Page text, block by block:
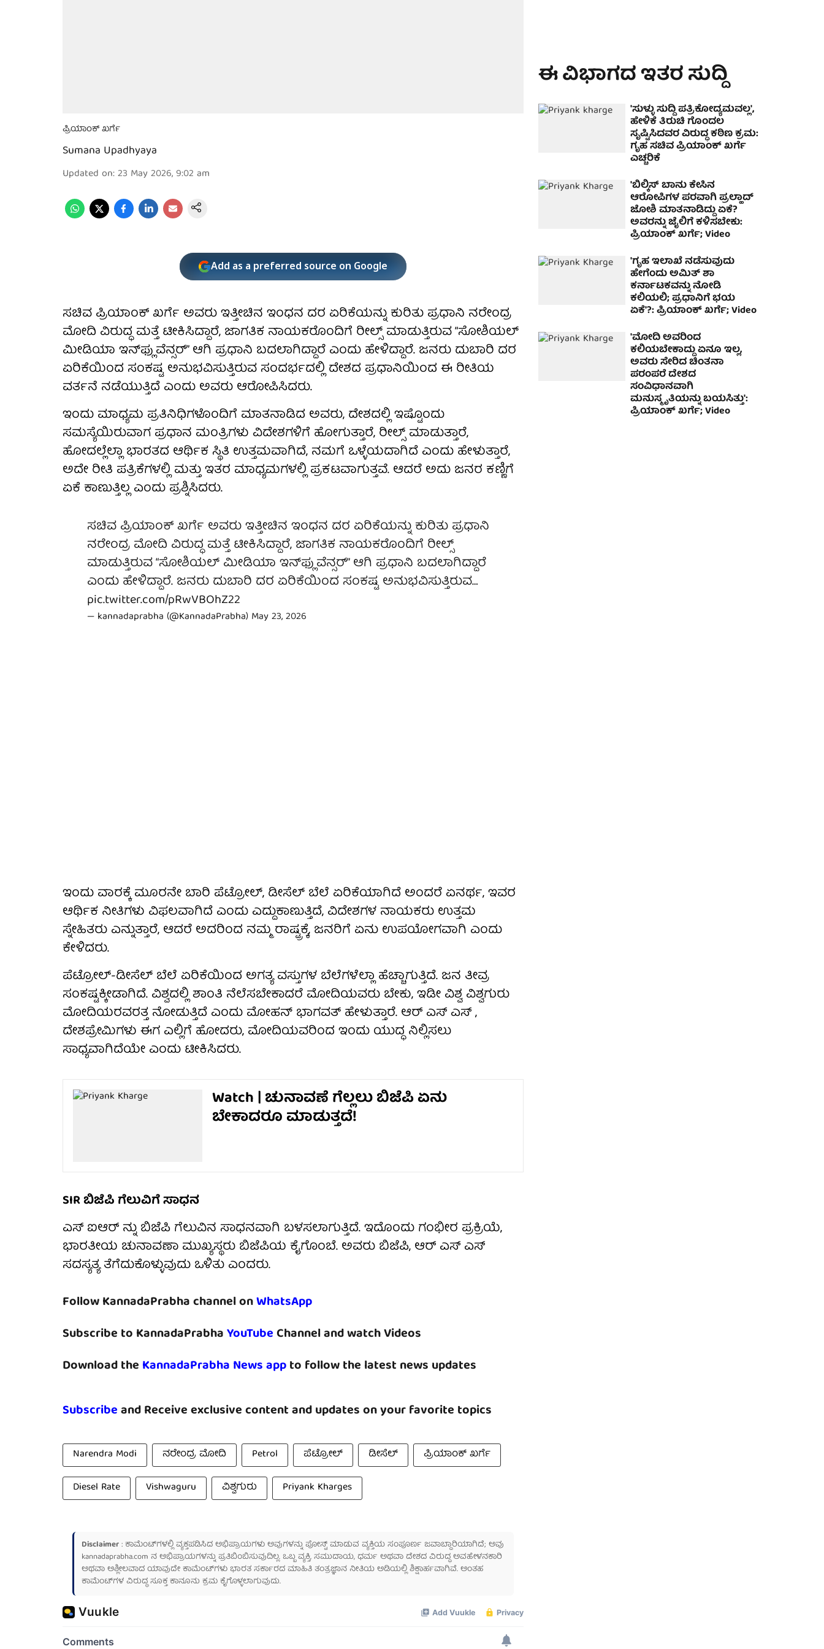
ಪ್ರಿಯಾಂಕ್ ಖರ್ಗೆ
Sumana Upadhyaya
Updated on:23 May 2026, 9:02 am
Add as a preferred source on Google
ಸಚಿವ ಪ್ರಿಯಾಂಕ್ ಖರ್ಗೆ ಅವರು ಇತ್ತೀಚಿನ ಇಂಧನ ದರ ಏರಿಕೆಯನ್ನು ಕುರಿತು ಪ್ರಧಾನಿ ನರೇಂದ್ರ
ಮೋದಿ ವಿರುದ್ಧ ಮತ್ತೆ ಟೀಕಿಸಿದ್ದಾರೆ, ಜಾಗತಿಕ ನಾಯಕರೊಂದಿಗೆ ರೀಲ್ಸ್ ಮಾಡುತ್ತಿರುವ “ಸೋಶಿಯಲ್
ಮೀಡಿಯಾ ಇನ್‌ಫ್ಲುವೆನ್ಸರ್” ಆಗಿ ಪ್ರಧಾನಿ ಬದಲಾಗಿದ್ದಾರೆ ಎಂದು ಹೇಳಿದ್ದಾರೆ. ಜನರು ದುಬಾರಿ ದರ
ಏರಿಕೆಯಿಂದ ಸಂಕಷ್ಟ ಅನುಭವಿಸುತ್ತಿರುವ ಸಂದರ್ಭದಲ್ಲಿ ದೇಶದ ಪ್ರಧಾನಿಯಿಂದ ಈ ರೀತಿಯ
ವರ್ತನೆ ನಡೆಯುತ್ತಿದೆ ಎಂದು ಅವರು ಆರೋಪಿಸಿದರು.
ಇಂದು ಮಾಧ್ಯಮ ಪ್ರತಿನಿಧಿಗಳೊಂದಿಗೆ ಮಾತನಾಡಿದ ಅವರು, ದೇಶದಲ್ಲಿ ಇಷ್ಟೊಂದು
ಸಮಸ್ಯೆಯಿರುವಾಗ ಪ್ರಧಾನ ಮಂತ್ರಿಗಳು ವಿದೇಶಗಳಿಗೆ ಹೋಗುತ್ತಾರೆ, ರೀಲ್ಸ್ ಮಾಡುತ್ತಾರೆ,
ಹೋದಲ್ಲೆಲ್ಲಾ ಭಾರತದ ಆರ್ಥಿಕ ಸ್ಥಿತಿ ಉತ್ತಮವಾಗಿದೆ, ನಮಗೆ ಒಳ್ಳೆಯದಾಗಿದೆ ಎಂದು ಹೇಳುತ್ತಾರೆ,
ಅದೇ ರೀತಿ ಪತ್ರಿಕೆಗಳಲ್ಲಿ ಮತ್ತು ಇತರ ಮಾಧ್ಯಮಗಳಲ್ಲಿ ಪ್ರಕಟವಾಗುತ್ತವೆ. ಆದರೆ ಅದು ಜನರ ಕಣ್ಣಿಗೆ
ಏಕೆ ಕಾಣುತ್ತಿಲ್ಲ ಎಂದು ಪ್ರಶ್ನಿಸಿದರು.
ಸಚಿವ ಪ್ರಿಯಾಂಕ್ ಖರ್ಗೆ ಅವರು ಇತ್ತೀಚಿನ ಇಂಧನ ದರ ಏರಿಕೆಯನ್ನು ಕುರಿತು ಪ್ರಧಾನಿ
ನರೇಂದ್ರ ಮೋದಿ ವಿರುದ್ಧ ಮತ್ತೆ ಟೀಕಿಸಿದ್ದಾರೆ, ಜಾಗತಿಕ ನಾಯಕರೊಂದಿಗೆ ರೀಲ್ಸ್
ಮಾಡುತ್ತಿರುವ “ಸೋಶಿಯಲ್ ಮೀಡಿಯಾ ಇನ್‌ಫ್ಲುವೆನ್ಸರ್” ಆಗಿ ಪ್ರಧಾನಿ ಬದಲಾಗಿದ್ದಾರೆ
ಎಂದು ಹೇಳಿದ್ದಾರೆ. ಜನರು ದುಬಾರಿ ದರ ಏರಿಕೆಯಿಂದ ಸಂಕಷ್ಟ ಅನುಭವಿಸುತ್ತಿರುವ…
pic.twitter.com/pRwVBOhZ22
— kannadaprabha (@KannadaPrabha) May 23, 2026
ಇಂದು ವಾರಕ್ಕೆ ಮೂರನೇ ಬಾರಿ ಪೆಟ್ರೋಲ್, ಡೀಸೆಲ್ ಬೆಲೆ ಏರಿಕೆಯಾಗಿದೆ ಅಂದರೆ ಏನರ್ಥ, ಇವರ
ಆರ್ಥಿಕ ನೀತಿಗಳು ವಿಫಲವಾಗಿದೆ ಎಂದು ಎದ್ದುಕಾಣುತ್ತಿದೆ, ವಿದೇಶಗಳ ನಾಯಕರು ಉತ್ತಮ
ಸ್ನೇಹಿತರು ಎನ್ನುತ್ತಾರೆ, ಆದರೆ ಅದರಿಂದ ನಮ್ಮ ರಾಷ್ಟ್ರಕ್ಕೆ, ಜನರಿಗೆ ಏನು ಉಪಯೋಗವಾಗಿ ಎಂದು
ಕೇಳಿದರು.
ಪೆಟ್ರೋಲ್-ಡೀಸೆಲ್ ಬೆಲೆ ಏರಿಕೆಯಿಂದ ಅಗತ್ಯ ವಸ್ತುಗಳ ಬೆಲೆಗಳೆಲ್ಲಾ ಹೆಚ್ಚಾಗುತ್ತಿದೆ. ಜನ ತೀವ್ರ
ಸಂಕಷ್ಟಕ್ಕೀಡಾಗಿದೆ. ವಿಶ್ವದಲ್ಲಿ ಶಾಂತಿ ನೆಲೆಸಬೇಕಾದರೆ ಮೋದಿಯವರು ಬೇಕು, ಇಡೀ ವಿಶ್ವ ವಿಶ್ವಗುರು
ಮೋದಿಯರವರತ್ತ ನೋಡುತ್ತಿದೆ ಎಂದು ಮೋಹನ್ ಭಾಗವತ್ ಹೇಳುತ್ತಾರೆ. ಆರ್ ಎಸ್ ಎಸ್ ,
ದೇಶಪ್ರೇಮಿಗಳು ಈಗ ಎಲ್ಲಿಗೆ ಹೋದರು, ಮೋದಿಯವರಿಂದ ಇಂದು ಯುದ್ಧ ನಿಲ್ಲಿಸಲು
ಸಾಧ್ಯವಾಗಿದೆಯೇ ಎಂದು ಟೀಕಿಸಿದರು.
Watch | ಚುನಾವಣೆ ಗೆಲ್ಲಲು ಬಿಜೆಪಿ ಏನು
ಬೇಕಾದರೂ ಮಾಡುತ್ತದೆ!
SIR ಬಿಜೆಪಿ ಗೆಲುವಿಗೆ ಸಾಧನ
ಎಸ್ ಐಆರ್ ನ್ನು ಬಿಜೆಪಿ ಗೆಲುವಿನ ಸಾಧನವಾಗಿ ಬಳಸಲಾಗುತ್ತಿದೆ. ಇದೊಂದು ಗಂಭೀರ ಪ್ರಕ್ರಿಯೆ,
ಭಾರತೀಯ ಚುನಾವಣಾ ಮುಖ್ಯಸ್ಥರು ಬಿಜೆಪಿಯ ಕೈಗೊಂಬೆ. ಅವರು ಬಿಜೆಪಿ, ಆರ್ ಎಸ್ ಎಸ್
ಸದಸ್ಯತ್ಯ ತೆಗೆದುಕೊಳ್ಳುವುದು ಒಳಿತು ಎಂದರು.
Follow KannadaPrabha channel onWhatsApp
Subscribe to KannadaPrabhaYouTubeChannel and watch Videos
Download the KannadaPrabha News appto follow the latest news updates
Subscribeand Receive exclusive content and updates on your favorite topics
Narendra Modi ನರೇಂದ್ರ ಮೋದಿ Petrol ಪೆಟ್ರೋಲ್ ಡೀಸೆಲ್
ಪ್ರಿಯಾಂಕ್ ಖರ್ಗೆ
Diesel Rate
Vishwaguru ವಿಶ್ವಗುರು Priyank Kharges
Disclaimer: ಕಾಮೆಂಟ್‌ಗಳಲ್ಲಿ ವ್ಯಕ್ತಪಡಿಸಿದ ಅಭಿಪ್ರಾಯಗಳು ಅವುಗಳನ್ನು ಪೋಸ್ಟ್ ಮಾಡುವ ವ್ಯಕ್ತಿಯ ಸಂಪೂರ್ಣ ಜವಾಬ್ದಾರಿಯಾಗಿದೆ; ಅವು
kannadaprabha.com ನ ಅಭಿಪ್ರಾಯಗಳನ್ನು ಪ್ರತಿಬಿಂಬಿಸುವುದಿಲ್ಲ. ಒಬ್ಬ ವ್ಯಕ್ತಿ, ಸಮುದಾಯ, ಧರ್ಮ ಅಥವಾ ದೇಶದ ವಿರುದ್ಧ ಅವಹೇಳನಕಾರಿ
ಅಥವಾ ಅಶ್ಲೀಲವಾದ ಯಾವುದೇ ಕಾಮೆಂಟ್‌ಗಳು ಭಾರತ ಸರ್ಕಾರದ ಮಾಹಿತಿ ತಂತ್ರಜ್ಞಾನ ನೀತಿಯ ಅಡಿಯಲ್ಲಿ ಶಿಕ್ಷಾರ್ಹವಾಗಿವೆ. ಅಂತಹ
ಕಾಮೆಂಟ್‌ಗಳ ವಿರುದ್ಧ ಸೂಕ್ತ ಕಾನೂನು ಕ್ರಮ ಕೈಗೊಳ್ಳಲಾಗುವುದು.
ಈ ವಿಭಾಗದ ಇತರ ಸುದ್ದಿ
'ಸುಳ್ಳು ಸುದ್ದಿ ಪತ್ರಿಕೋದ್ಯಮವಲ್ಲ',
ಹೇಳಿಕೆ ತಿರುಚಿ ಗೊಂದಲ
ಸೃಷ್ಟಿಸಿದವರ ವಿರುದ್ಧ ಕಠಿಣ ಕ್ರಮ:
ಗೃಹ ಸಚಿವ ಪ್ರಿಯಾಂಕ್ ಖರ್ಗೆ
ಎಚ್ಚರಿಕೆ
'ಬಿಲ್ಕಿಸ್ ಬಾನು ಕೇಸಿನ
ಆರೋಪಿಗಳ ಪರವಾಗಿ ಪ್ರಲ್ಹಾದ್
ಜೋಶಿ ಮಾತನಾಡಿದ್ದು ಏಕೆ?
ಅವರನ್ನು ಜೈಲಿಗೆ ಕಳಿಸಬೇಕು:
ಪ್ರಿಯಾಂಕ್ ಖರ್ಗೆ; Video
'ಗೃಹ ಇಲಾಖೆ ನಡೆಸುವುದು
ಹೇಗೆಂದು ಅಮಿತ್ ಶಾ
ಕರ್ನಾಟಕವನ್ನು ನೋಡಿ
ಕಲಿಯಲಿ; ಪ್ರಧಾನಿಗೆ ಭಯ
ಏಕೆ'?: ಪ್ರಿಯಾಂಕ್ ಖರ್ಗೆ; Video
'ಮೋದಿ ಅವರಿಂದ
ಕಲಿಯಬೇಕಾದ್ದು ಏನೂ ಇಲ್ಲ,
ಅವರು ಸೇರಿದ ಚಿಂತನಾ
ಪರಂಪರೆ ದೇಶದ
ಸಂವಿಧಾನವಾಗಿ
ಮನುಸ್ಮೃತಿಯನ್ನು ಬಯಸಿತ್ತು':
ಪ್ರಿಯಾಂಕ್ ಖರ್ಗೆ; Video